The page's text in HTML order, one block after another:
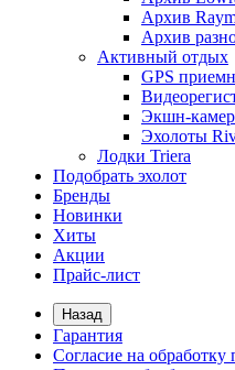
Архив
Архив
Активный отдых
GPS
Экшн-
Эхолоты
Лодки Triera
Подобрать эхолот
Бренды
Новинки
Хиты
Акции
Прайс-лист
Назад
Гарантия
Согласие на